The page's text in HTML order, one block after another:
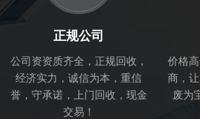
正规公司
公司资资质齐全，正规回收，
经济实力，诚信为本，重信
誉，守承诺，上门回收，现金
交易！
价格
商，
废为